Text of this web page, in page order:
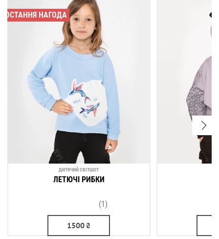
ОСТАННЯ НАГОДА
ДИТЯЧИЙ СВІТШОТ
ЛЕТЮЧІ РИБКИ
(1)
1500₴